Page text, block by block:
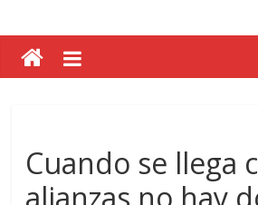
Cuando se llega